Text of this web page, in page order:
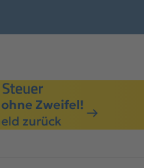
Zweifel!
zurück